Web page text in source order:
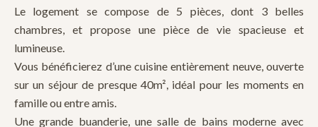
Le logement se compose de 5 pièces, dont 3 belles
chambres, et propose une pièce de vie spacieuse et
lumineuse.
Vous bénéficierez d’une cuisine entièrement neuve, ouverte
sur un séjour de presque 40m², idéal pour les moments en
famille ou entre amis.
Une grande buanderie, une salle de bains moderne avec